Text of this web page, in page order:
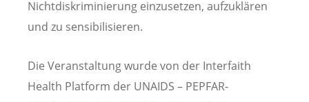
Nichtdiskriminierung einzusetzen, aufzuklären
und zu sensibilisieren.
Die Veranstaltung wurde von der Interfaith
Health Platform der UNAIDS – PEPFAR-